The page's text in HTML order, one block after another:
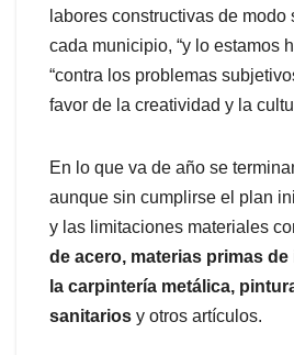
labores constructivas de modo
cada municipio, “y lo estamos
“contra los problemas
favor de la creatividad y la
En lo que va de año se
aunque sin cumplirse el plan
y las limitaciones materiales
de acero, materias primas
la carpintería metálica,
sanitarios y otros artículos.